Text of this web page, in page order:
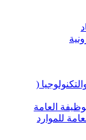
(
العامة
للموارد